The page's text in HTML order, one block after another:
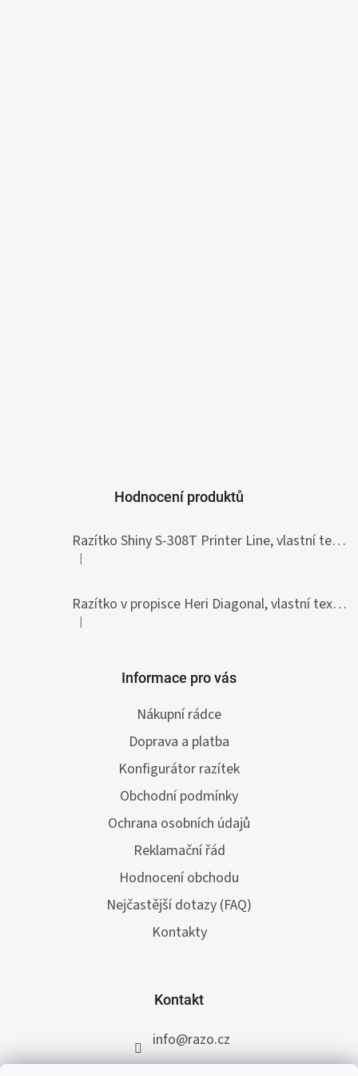
Hodnocení produktů
Razítko Shiny S-308T Printer Line, vlastní text 45 x 10 mm
Hodnocení produktu je 5 z 5 hvězdiček.
|
Razítko v propisce Heri Diagonal, vlastní text 33 x 8,7 mm
Hodnocení produktu je 5 z 5 hvězdiček.
|
Informace pro vás
Nákupní rádce
Doprava a platba
Konfigurátor razítek
Obchodní podmínky
Ochrana osobních údajů
Reklamační řád
Hodnocení obchodu
Nejčastější dotazy (FAQ)
Kontakty
Kontakt
info@razo.cz
+420 731 422 117